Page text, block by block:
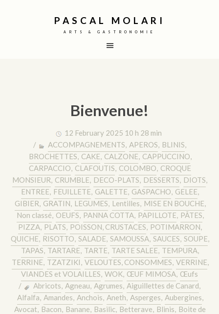
PASCAL MOLARI
ARTS & GASTRONOMIE
Bienvenue!
12 February 2025 10 h 28 min
/
ACCOMPAGNEMENTS, APEROS, BLINIS,
BROCHETTES, CAKE, CALZONE, CAPPUCCINO,
CARPACCIO, CLAFOUTIS, COLOMBO, CROQUE
MONSIEUR, CRUMBLE, DECO-PLATS, DESSERTS, DIOTS,
ENTREE, FEUILLETE, GALETTE, GASPACHO, GELEE,
GIBIER, GRATIN, LEGUMES, Lentilles, MISE EN BOUCHE,
Non classé, OEUFS, PANNA COTTA, PAPILLOTE, PÂTES,
PIZZA, PLATS, POISSON, CRUSTACES, POTIMARRON,
QUICHE, RISOTTO, SALADE, SAMOUSSA, SAUCES, SOUPE,
TAPAS, TARTARE, TARTE, TARTE SALEE, TEMPURA,
TERRINE, TZATZIKI, VELOUTES, CONSOMMES, VERRINE,
VIANDES et VOLAILLES, WOK, ŒUF MIMOSA, Œufs
/
Abricots, Agneau, Agrumes, Aiguillettes de Canard,
Alfalfa, Amandes, Anchois, Aneth, Asperges, Aubergines,
Avocat, Bacon, Banane, Basilic, Betterave, Blinis, Boite de